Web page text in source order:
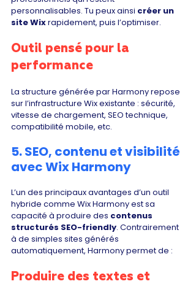
personnalisables. Tu peux ainsi créer un
site Wix rapidement, puis l’optimiser.
Outil pensé pour la
performance
La structure générée par Harmony repose
sur l’infrastructure Wix existante : sécurité,
vitesse de chargement, SEO technique,
compatibilité mobile, etc.
5. SEO, contenu et visibilité
avec Wix Harmony
L’un des principaux avantages d’un outil
hybride comme Wix Harmony est sa
capacité à produire des contenus
structurés SEO-friendly. Contrairement
à de simples sites générés
automatiquement, Harmony permet de :
Produire des textes et